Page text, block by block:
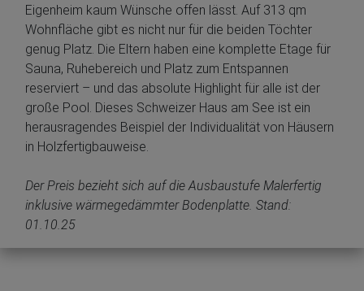
Eigenheim kaum Wünsche offen lässt. Auf 313 qm
Wohnfläche gibt es nicht nur für die beiden Töchter
genug Platz. Die Eltern haben eine komplette Etage für
Sauna, Ruhebereich und Platz zum Entspannen
reserviert – und das absolute Highlight für alle ist der
große Pool. Dieses Schweizer Haus am See ist ein
herausragendes Beispiel der Individualität von Häusern
in Holzfertigbauweise.
Der Preis bezieht sich auf die Ausbaustufe Malerfertig
inklusive wärmegedämmter Bodenplatte. Stand:
01.10.25